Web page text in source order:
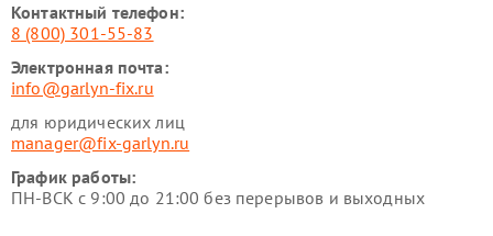
Контактный телефон:
8 (800) 301-55-83
Электронная почта:
info@garlyn-fix.ru
для юридических лиц
manager@fix-garlyn.ru
График работы:
ПН-ВСК с 9:00 до 21:00 без перерывов и выходных